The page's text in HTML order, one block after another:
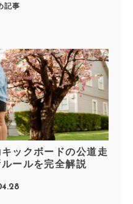
記事
ックボードの公道走
ールを完全解説